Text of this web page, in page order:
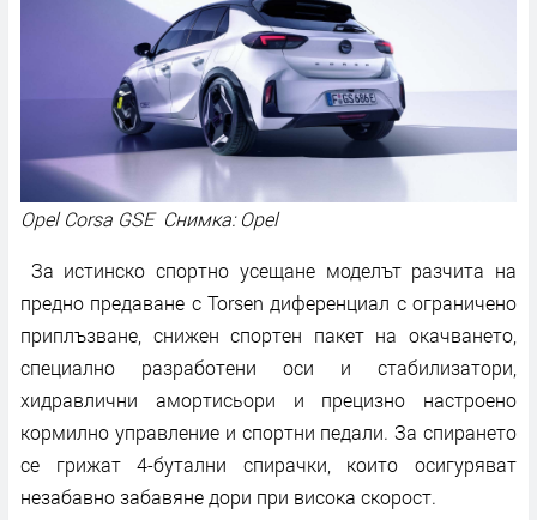
Opel Corsa GSE Снимка: Opel
За истинско спортно усещане моделът разчита на
предно предаване с Torsen диференциал с ограничено
приплъзване, снижен спортен пакет на окачването,
специално разработени оси и стабилизатори,
хидравлични амортисьори и прецизно настроено
кормилно управление и спортни педали. За спирането
се грижат 4-бутални спирачки, които осигуряват
незабавно забавяне дори при висока скорост.